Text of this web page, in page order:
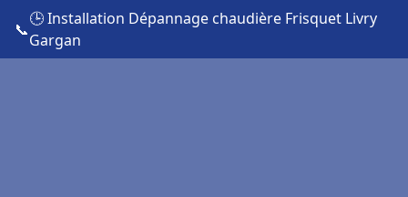
📞
🕒 Installation Dépannage chaudière Frisquet Livry
Gargan